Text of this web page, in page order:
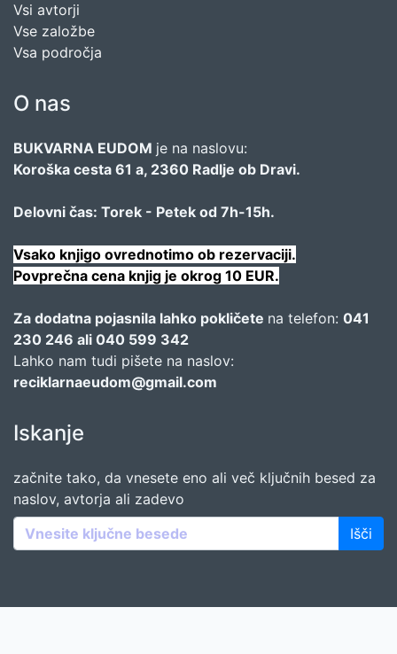
Vsi avtorji
Vse založbe
Vsa področja
O nas
BUKVARNA EUDOM je na naslovu:
Koroška cesta 61 a, 2360 Radlje ob Dravi.
Delovni čas: Torek - Petek od 7h-15h.
Vsako knjigo ovrednotimo ob rezervaciji.
Povprečna cena knjig je okrog 10 EUR.
Za dodatna pojasnila lahko pokličete na telefon: 041
230 246 ali 040 599 342
Lahko nam tudi pišete na naslov:
reciklarnaeudom@gmail.com
Iskanje
začnite tako, da vnesete eno ali več ključnih besed za
naslov, avtorja ali zadevo
Išči